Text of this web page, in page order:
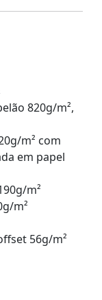
820g/m²,
m² com
em papel
m²
m²
56g/m²